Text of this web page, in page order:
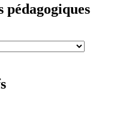
pédagogiques